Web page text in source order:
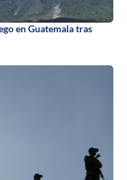
en Guatemala tras